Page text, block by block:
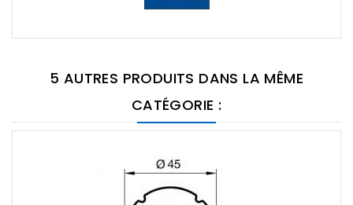
5 AUTRES PRODUITS DANS LA MÊME
CATÉGORIE :